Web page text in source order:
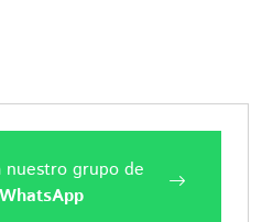
nuestro grupo de
WhatsApp